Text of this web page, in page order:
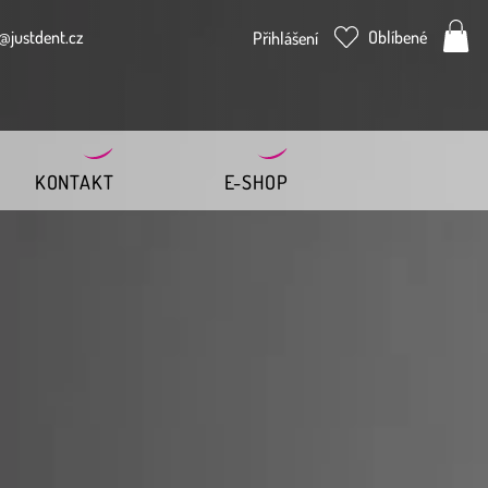
Přihlášení Oblíbené
KONTAKT E-SHOP